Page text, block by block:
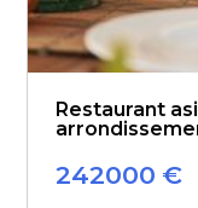
Restaurant
242000 €